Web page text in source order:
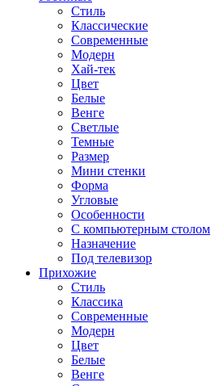
Стиль
Классические
Современные
Модерн
Хай-тек
Цвет
Белые
Венге
Светлые
Темные
Размер
Мини стенки
Форма
Угловые
Особенности
С компьютерным столом
Назначение
Под телевизор
Прихожие
Стиль
Классика
Современные
Модерн
Цвет
Белые
Венге